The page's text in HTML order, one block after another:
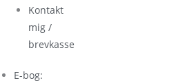
Kontakt
mig /
brevkasse
E-bog: